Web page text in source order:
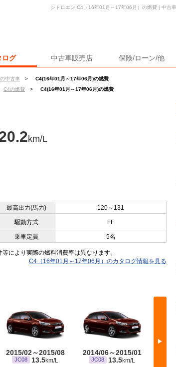
ログ 中古車販売店 保険/ローン/他
中古車 >
C4(16年01月～17年06月)の燃費
C4の燃費 > C4(16年01月～17年06月)の燃費
シトロエン C4（16年01月～17年06月）の燃費 | 中古
km/L
最高出力(馬力)
120～131
駆動方式 FF
乗車定員 5名
により実際の燃料消費率は異なります。
C4（16年01月～17年06月）のカタログ情報を見る
▶
2015/02～2015/08
JC08 13.5km/L
2014/06～2015/01
JC08 13.5km/L